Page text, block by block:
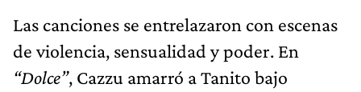
Las canciones se entrelazaron con escenas
de violencia, sensualidad y poder. En
“Dolce”, Cazzu amarró a Tanito bajo